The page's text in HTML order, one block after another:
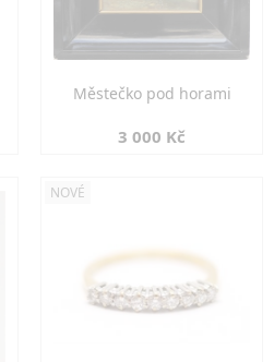
Městečko pod horami
3 000 Kč
NOVÉ